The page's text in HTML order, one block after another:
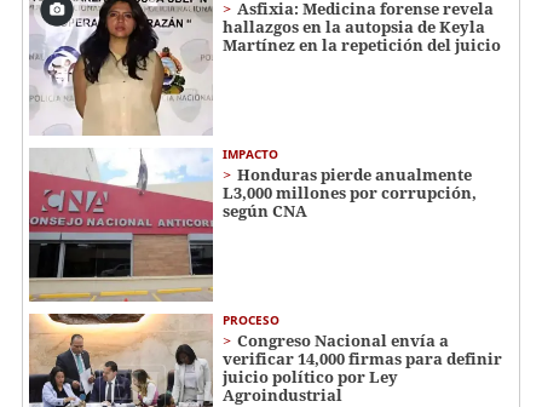
Asfixia: Medicina forense revela
hallazgos en la autopsia de Keyla
Martínez en la repetición del juicio
IMPACTO
Honduras pierde anualmente
L3,000 millones por corrupción,
según CNA
PROCESO
Congreso Nacional envía a
verificar 14,000 firmas para definir
juicio político por Ley
Agroindustrial